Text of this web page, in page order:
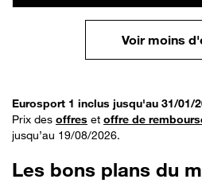
Voir moins
Eurosport 1 inclus jusqu'au 31/01/
Prix des offres et offre de
jusqu’au 19/08/2026.
Les bons plans du